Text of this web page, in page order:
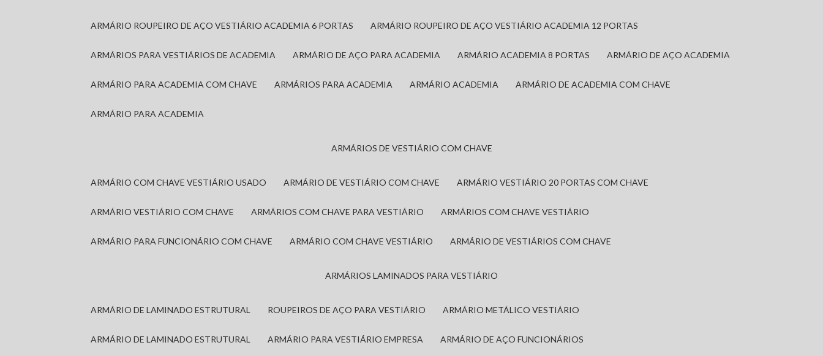
ARMÁRIO ROUPEIRO DE AÇO VESTIÁRIO ACADEMIA 6 PORTAS ARMÁRIO ROUPEIRO DE AÇO VESTIÁRIO ACADEMIA 12 PORTAS
ARMÁRIOS PARA VESTIÁRIOS DE ACADEMIA ARMÁRIO DE AÇO PARA ACADEMIA ARMÁRIO ACADEMIA 8 PORTAS ARMÁRIO DE AÇO ACADEMIA
ARMÁRIO PARA ACADEMIA COM CHAVE ARMÁRIOS PARA ACADEMIA ARMÁRIO ACADEMIA ARMÁRIO DE ACADEMIA COM CHAVE
ARMÁRIO PARA ACADEMIA
ARMÁRIOS DE VESTIÁRIO COM CHAVE
ARMÁRIO COM CHAVE VESTIÁRIO USADO ARMÁRIO DE VESTIÁRIO COM CHAVE ARMÁRIO VESTIÁRIO 20 PORTAS COM CHAVE
ARMÁRIO VESTIÁRIO COM CHAVE ARMÁRIOS COM CHAVE PARA VESTIÁRIO ARMÁRIOS COM CHAVE VESTIÁRIO
ARMÁRIO PARA FUNCIONÁRIO COM CHAVE ARMÁRIO COM CHAVE VESTIÁRIO ARMÁRIO DE VESTIÁRIOS COM CHAVE
ARMÁRIOS LAMINADOS PARA VESTIÁRIO
ARMÁRIO DE LAMINADO ESTRUTURAL ROUPEIROS DE AÇO PARA VESTIÁRIO ARMÁRIO METÁLICO VESTIÁRIO
ARMÁRIO DE LAMINADO ESTRUTURAL ARMÁRIO PARA VESTIÁRIO EMPRESA ARMÁRIO DE AÇO FUNCIONÁRIOS